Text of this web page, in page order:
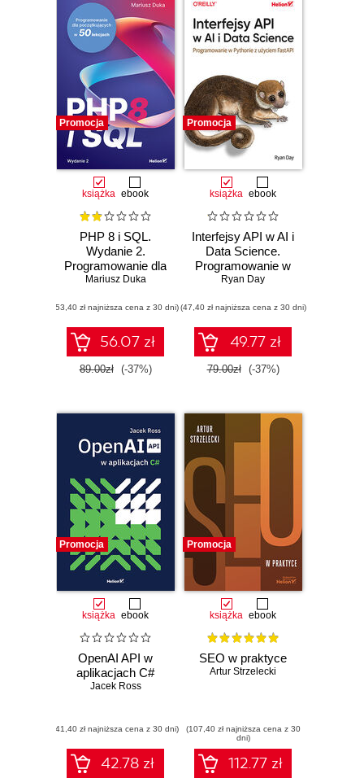
Promocja
książka ebook
PHP 8 i SQL.
Wydanie 2.
Programowanie dla
początkujących w
Mariusz Duka
(53,40 zł najniższa cena z 30 dni)
56.07 zł
89.00zł (-37%)
Promocja
książka ebook
Interfejsy API w AI i
Data Science.
Programowanie w
Pythonie z
Ryan Day
(47,40 zł najniższa cena z 30 dni)
49.77 zł
79.00zł (-37%)
Promocja
książka ebook
OpenAI API w
aplikacjach C#
Jacek Ross
(41,40 zł najniższa cena z 30 dni)
42.78 zł
Promocja
książka ebook
SEO w praktyce
Artur Strzelecki
(107,40 zł najniższa cena z 30
dni)
112.77 zł